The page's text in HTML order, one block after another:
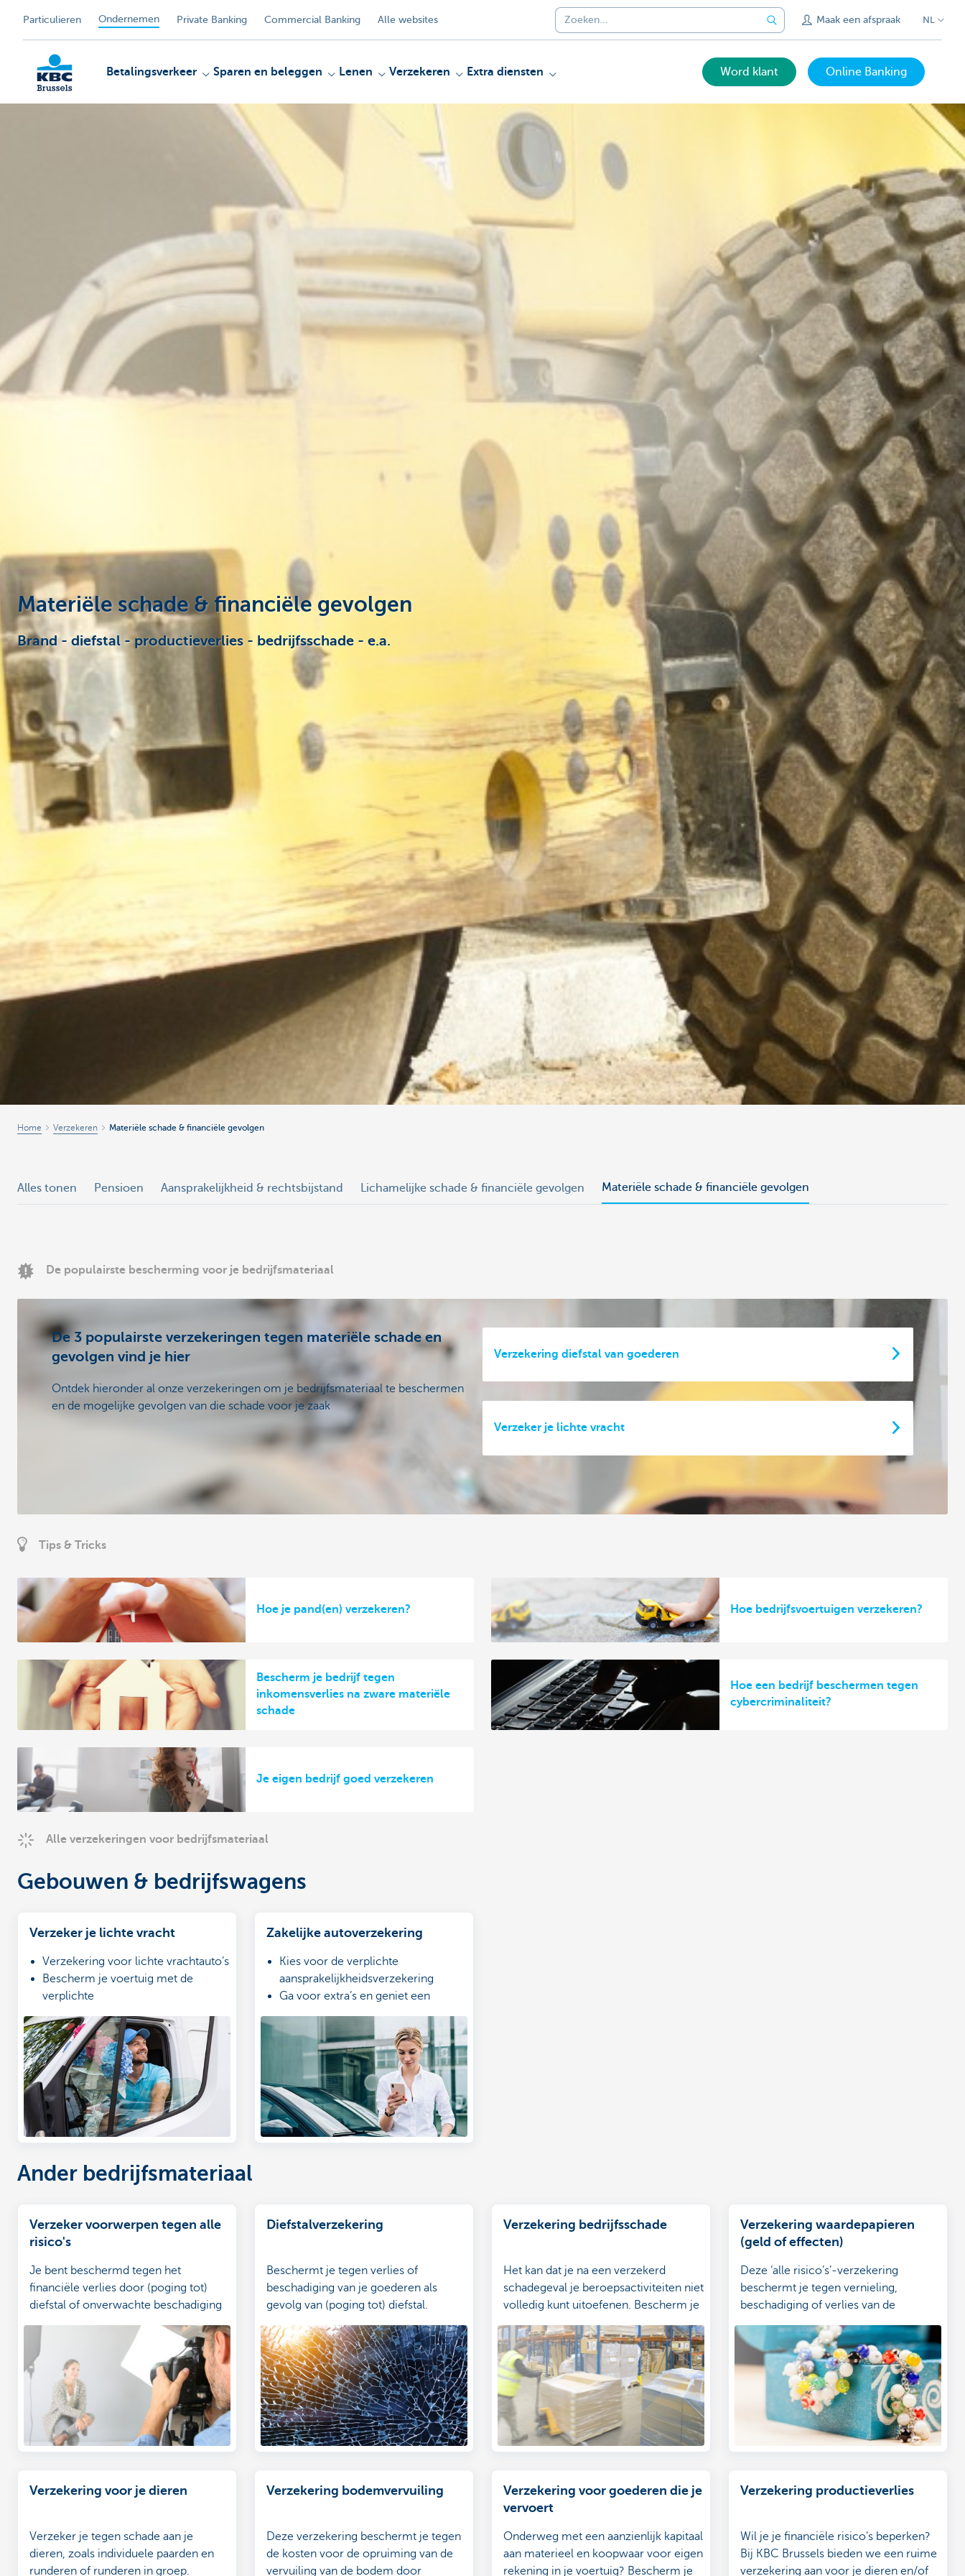
Particulieren Ondernemen Private Banking Commercial Banking Alle websites Maak een afspraak NL
Ondernemers
Betalingsverkeer Sparen en beleggen Lenen Verzekeren Extra diensten Word klant Online Banking
Materiële schade & financiële gevolgen
Brand - diefstal - productieverlies - bedrijfsschade - e.a.
Home Verzekeren Materiële schade & financiële gevolgen
Alles tonen Pensioen Aansprakelijkheid & rechtsbijstand Lichamelijke schade & financiële gevolgen Materiële schade & financiële gevolgen
De populairste bescherming voor je bedrijfsmateriaal
De 3 populairste verzekeringen tegen materiële schade en
gevolgen vind je hier
Ontdek hieronder al onze verzekeringen om je bedrijfsmateriaal te beschermen
en de mogelijke gevolgen van die schade voor je zaak
Verzekering diefstal van goederen
Verzeker je lichte vracht
Tips & Tricks
Hoe je pand(en) verzekeren? Hoe bedrijfsvoertuigen verzekeren?
Bescherm je bedrijf tegen
inkomensverlies na zware materiële
schade
Hoe een bedrijf beschermen tegen
cybercriminaliteit?
Je eigen bedrijf goed verzekeren
Alle verzekeringen voor bedrijfsmateriaal
Gebouwen & bedrijfswagens
Verzeker je lichte vracht
Verzekering voor lichte vrachtauto’s
Bescherm je voertuig met de
verplichte
aansprakelijkheidsverzekering
Vul aan met extra's voor een
uitgebreide bescherming
Zakelijke autoverzekering
Kies voor de verplichte
aansprakelijkheidsverzekering
Ga voor extra’s en geniet een
uitgebreide bescherming
Simuleer online
Ander bedrijfsmateriaal
Verzeker voorwerpen tegen alle
risico's
Je bent beschermd tegen het
financiële verlies door (poging tot)
diefstal of onverwachte beschadiging
of vernieling van de verzekerde
voorwerpen.
Diefstalverzekering
Beschermt je tegen verlies of
beschadiging van je goederen als
gevolg van (poging tot) diefstal.
Verzekering bedrijfsschade
Het kan dat je na een verzekerd
schadegeval je beroepsactiviteiten niet
volledig kunt uitoefenen. Bescherm je
tegen de daling van de
bedrijfsresultaten die daarvan het
gevolg is.
Verzekering waardepapieren
(geld of effecten)
Deze ‘alle risico’s’-verzekering
beschermt je tegen vernieling,
beschadiging of verlies van de
verzekerde waarden.
Verzekering voor je dieren
Verzeker je tegen schade aan je
dieren, zoals individuele paarden en
runderen of runderen in groep.
Verzekering bodemvervuiling
Deze verzekering beschermt je tegen
de kosten voor de opruiming van de
vervuiling van de bodem door
Verzekering voor goederen die je
vervoert
Onderweg met een aanzienlijk kapitaal
aan materieel en koopwaar voor eigen
rekening in je voertuig? Bescherm je
Verzekering productieverlies
Wil je je financiële risico’s beperken?
Bij KBC Brussels bieden we een ruime
verzekering aan voor je dieren en/of